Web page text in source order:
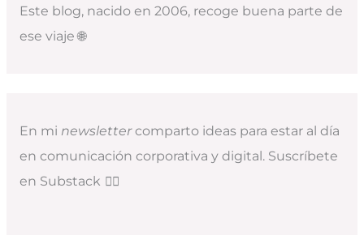
Este blog, nacido en 2006, recoge buena parte de
ese viaje 🌐
En mi newslettercomparto ideas para estar al día
en comunicación corporativa y digital. Suscríbete
en Substack 👇🏻